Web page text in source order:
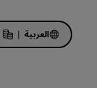
العربية |